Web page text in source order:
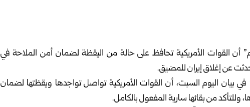
أن القوات الأمريكية تحافظ على حالة من ‏اليقظة لضمان أمن الملاحة في
عن إغلاق إيران للمضيق.‏
اليوم السبت، أن القوات الأمريكية ‏تواصل تواجدها ويقظتها لضمان
وللتأكد ‏من بقائها سارية المفعول بالكامل.‏